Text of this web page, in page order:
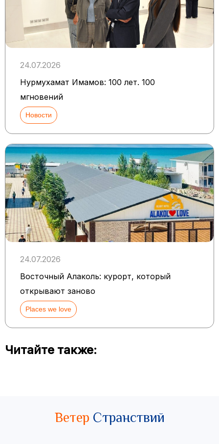
24.07.2026
Нурмухамат Имамов: 100 лет. 100
мгновений
Новости
24.07.2026
Восточный Алаколь: курорт, который
открывают заново
Places we love
Читайте также:
Ветер Странствий